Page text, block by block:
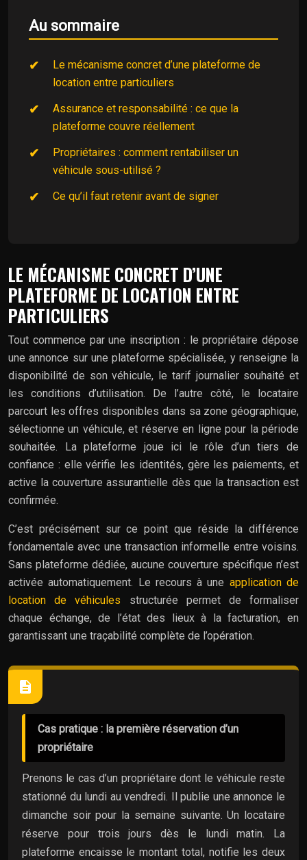
Au sommaire
Le mécanisme concret d’une plateforme de
location entre particuliers
Assurance et responsabilité : ce que la
plateforme couvre réellement
Propriétaires : comment rentabiliser un
véhicule sous-utilisé ?
Ce qu’il faut retenir avant de signer
LE MÉCANISME CONCRET D’UNE
PLATEFORME DE LOCATION ENTRE
PARTICULIERS
Tout commence par une inscription : le propriétaire dépose
une annonce sur une plateforme spécialisée, y renseigne la
disponibilité de son véhicule, le tarif journalier souhaité et
les conditions d’utilisation. De l’autre côté, le locataire
parcourt les offres disponibles dans sa zone géographique,
sélectionne un véhicule, et réserve en ligne pour la période
souhaitée. La plateforme joue ici le rôle d’un tiers de
confiance : elle vérifie les identités, gère les paiements, et
active la couverture assurantielle dès que la transaction est
confirmée.
C’est précisément sur ce point que réside la différence
fondamentale avec une transaction informelle entre voisins.
Sans plateforme dédiée, aucune couverture spécifique n’est
activée automatiquement. Le recours à une application de
location de véhicules structurée permet de formaliser
chaque échange, de l’état des lieux à la facturation, en
garantissant une traçabilité complète de l’opération.
Cas pratique : la première réservation d’un
propriétaire
Prenons le cas d’un propriétaire dont le véhicule reste
stationné du lundi au vendredi. Il publie une annonce le
dimanche soir pour la semaine suivante. Un locataire
réserve pour trois jours dès le lundi matin. La
plateforme encaisse le montant total, notifie les deux